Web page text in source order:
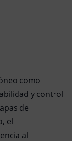
como
y control
de
el
al